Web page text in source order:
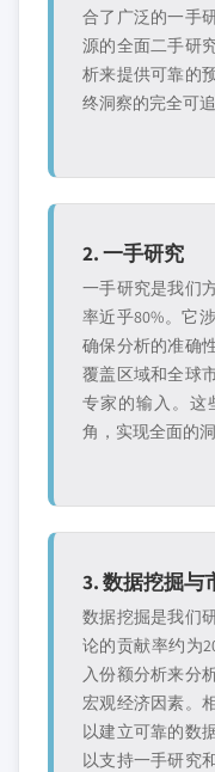
合了广泛的一手
源的全面二手研
析来提供可靠的
终洞察的完全可追
2. 一手研究
一手研究是我们
率近乎80%。它
确保分析的准确
覆盖区域和全球
专家的输入。这
角，实现全面的
3. 数据挖掘与
数据挖掘是我们
论的贡献率约为
入份额分析来分
宏观经济因素。
以建立可靠的数
以支持一手研究